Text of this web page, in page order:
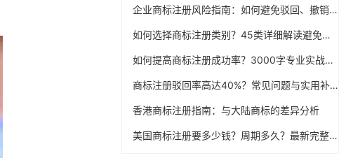
企业商标注册风险指南：如何避免驳回、撤销与恶意抢注
如何选择商标注册类别？45类详细解读避免注册盲区
如何提高商标注册成功率？3000字专业实战经验分享指南
商标注册驳回率高达40%？常见问题与实用补救措施指南
香港商标注册指南：与大陆商标的差异分析
美国商标注册要多少钱？周期多久？最新完整操作手册